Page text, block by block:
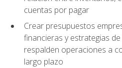
cuentas por pagar
Crear presupuestos
financieras y estrategias
respalden operaciones a
largo plazo